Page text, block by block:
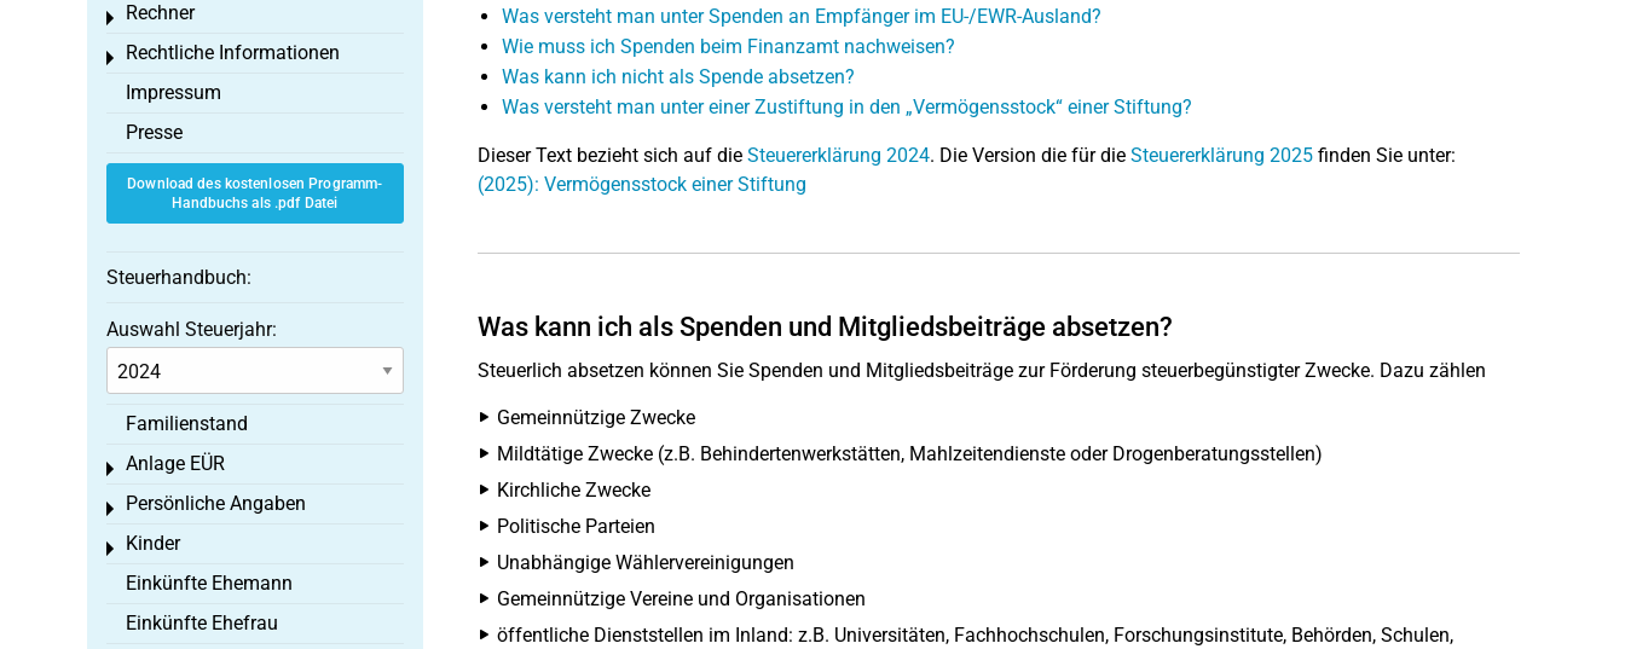
Was versteht man unter Spenden an Empfänger im EU-/EWR-Ausland?
Wie muss ich Spenden beim Finanzamt nachweisen?
Was kann ich nicht als Spende absetzen?
Was versteht man unter einer Zustiftung in den „Vermögensstock“ einer Stiftung?
Dieser Text bezieht sich auf die Steuererklärung 2024. Die Version die für die Steuererklärung 2025finden Sie unter:
(2025): Vermögensstock einer Stiftung
Was kann ich als Spenden und Mitgliedsbeiträge absetzen?
Steuerlich absetzen können Sie Spenden und Mitgliedsbeiträge zur Förderung steuerbegünstigter Zwecke. Dazu zählen
Gemeinnützige Zwecke
Mildtätige Zwecke (z.B. Behindertenwerkstätten, Mahlzeitendienste oder Drogenberatungsstellen)
Kirchliche Zwecke
Politische Parteien
Unabhängige Wählervereinigungen
Gemeinnützige Vereine und Organisationen
öffentliche Dienststellen im Inland: z.B. Universitäten, Fachhochschulen, Forschungsinstitute, Behörden, Schulen,
Rechner
Toggle menu
Rechtliche Informationen
Toggle menu
Impressum
Presse
Download des kostenlosen Programm-
Handbuchs als .pdf Datei
Steuerhandbuch:
Auswahl Steuerjahr:
Familienstand
Anlage EÜR
Toggle menu
Persönliche Angaben
Toggle menu
Kinder
Toggle menu
Einkünfte Ehemann
Einkünfte Ehefrau